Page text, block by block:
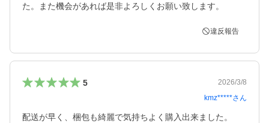
た。また機会があれば是非よろしくお願い致します。
違反報告
5
2026/3/8
kmz*****さん
配送が早く、梱包も綺麗で気持ちよく購入出来ました。